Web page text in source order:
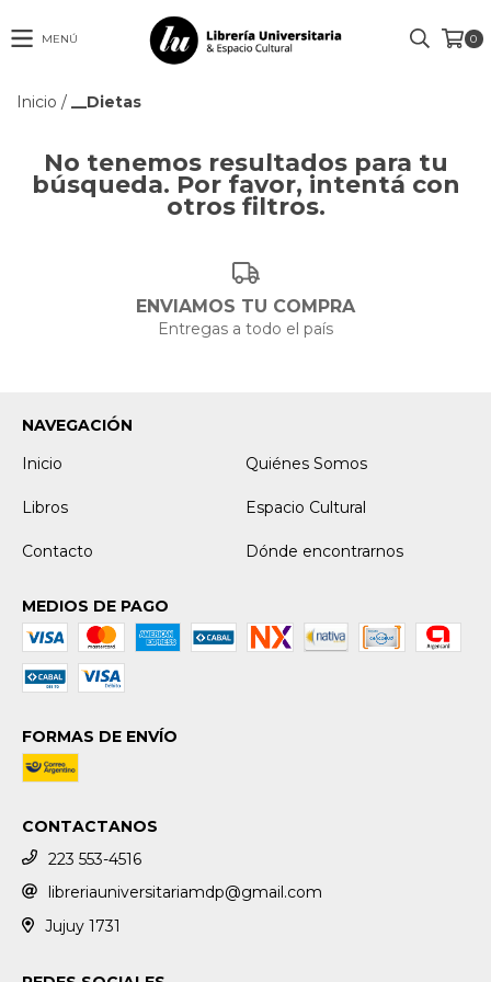
MENÚ 0
Inicio / __Dietas
No tenemos resultados para tu
búsqueda. Por favor, intentá con
otros filtros.
ENVIAMOS TU COMPRA
Entregas a todo el país
NAVEGACIÓN
Inicio
Quiénes Somos
Libros Espacio Cultural
Contacto Dónde encontrarnos
MEDIOS DE PAGO
FORMAS DE ENVÍO
CONTACTANOS
223 553-4516
libreriauniversitariamdp@gmail.com
Jujuy 1731